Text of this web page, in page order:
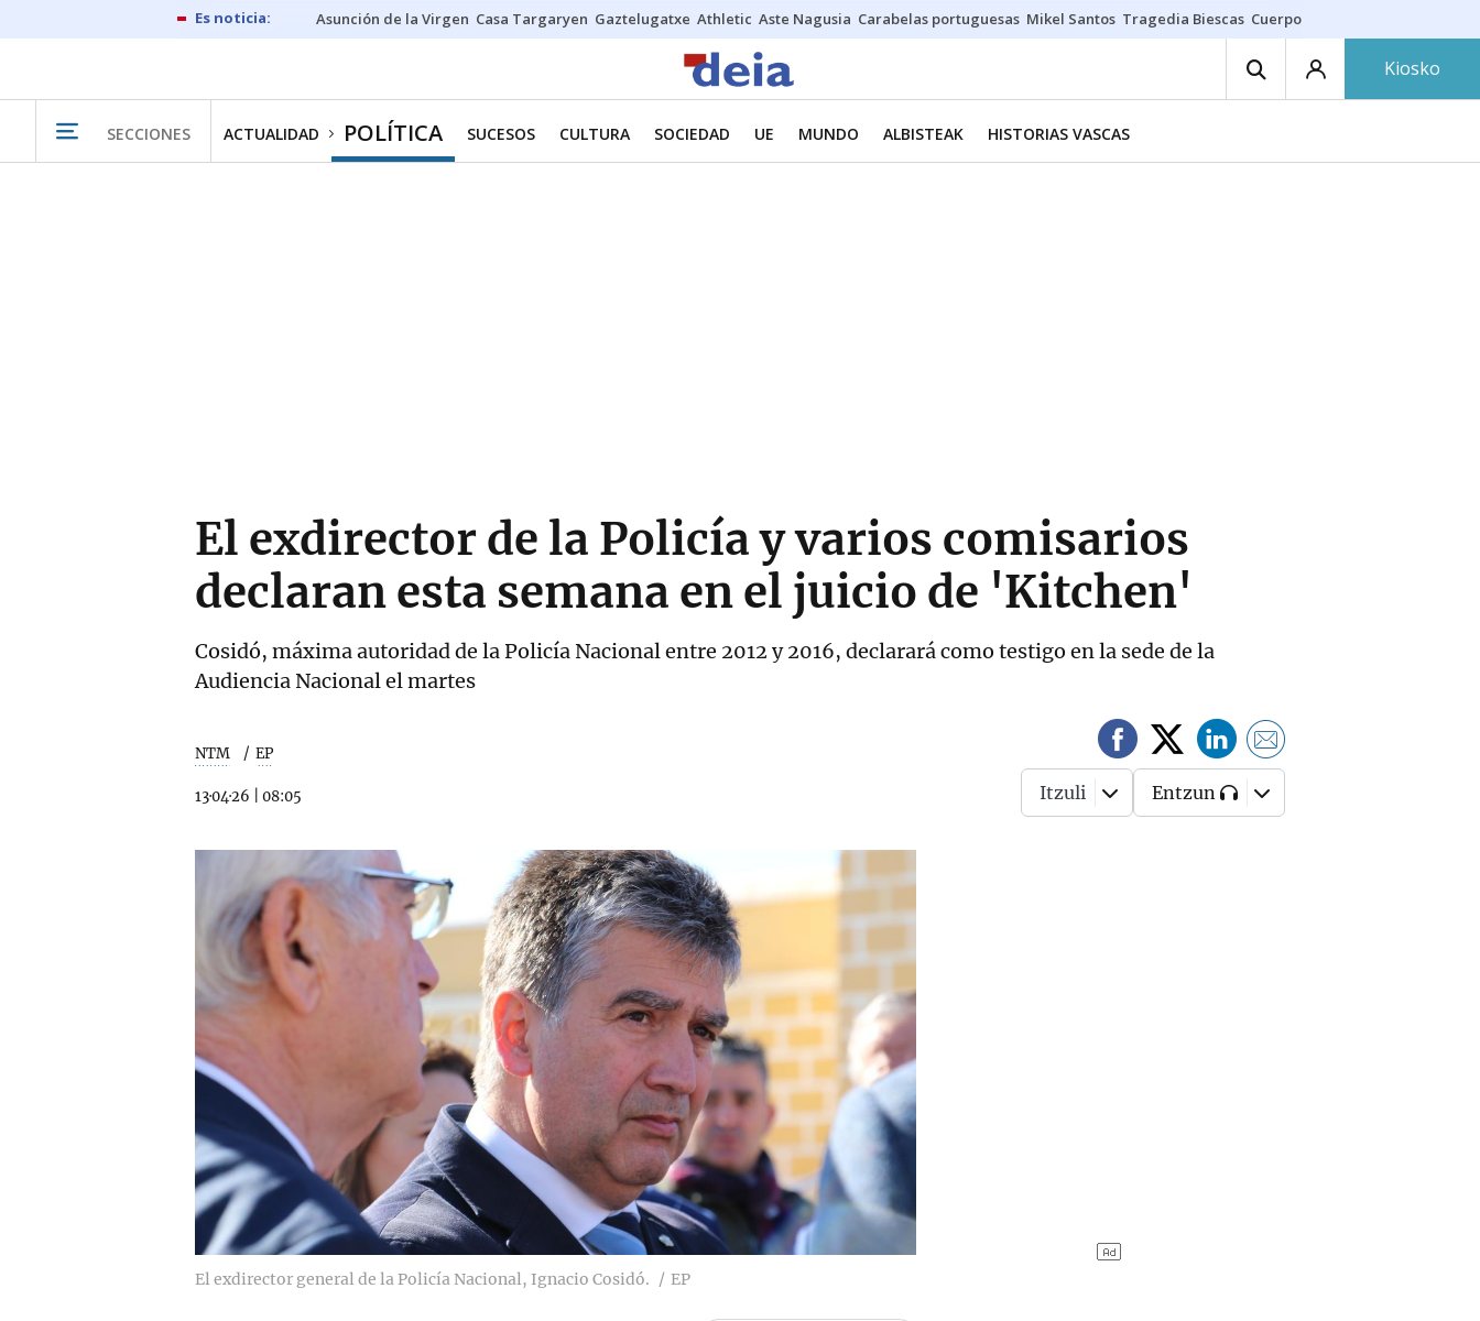
Asunción de la Virgen Casa Targaryen Gaztelugatxe Athletic Aste Nagusia Carabelas portuguesas Mikel Santos Tragedia Biescas Cuerpo ría
Kiosko
SECCIONES ACTUALIDAD POLÍTICA SUCESOS CULTURA SOCIEDAD UE MUNDO ALBISTEAK HISTORIAS VASCAS
El exdirector de la Policía y varios comisarios
declaran esta semana en el juicio de 'Kitchen'
Cosidó, máxima autoridad de la Policía Nacional entre 2012 y 2016, declarará como testigo en la sede de la
Audiencia Nacional el martes
NTM EP
13·04·26 08:05 Itzuli Entzun
El exdirector general de la Policía Nacional, Ignacio Cosidó. EP